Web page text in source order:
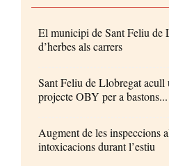
El municipi de Sant Feliu de
d’herbes als carrers
Sant Feliu de Llobregat acull
projecte OBY per a bastons...
Augment de les inspeccions
intoxicacions durant l’estiu